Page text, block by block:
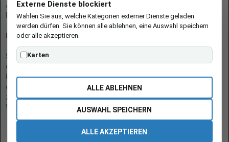
Als Amazon-Partner verdient der Seitenbetreiber an qualifizierten
Käufen.
Hinweis zu Preisen und Verfügbarkeiten
Sofern Produktpreise und Verfügbarkeiten angezeigt werden,
entsprechen diese dem angegebenen Stand (Datum/Uhrzeit) und
können sich auf der verlinkten Seite jederzeit ändern. Für den Kauf
eines Produkts gelten die Angaben zu Preis und Verfügbarkeit, die
zum Kaufzeitpunkt [auf der/den maßgeblichen Amazon-
Website(s)] angezeigt werden.
Externe Dienste blockiert
Wählen Sie aus, welche Kategorien externer Dienste geladen
werden dürfen. Sie können alle ablehnen, eine Auswahl speichern
oder alle akzeptieren.
Karten
ALLE ABLEHNEN
AUSWAHL SPEICHERN
ALLE AKZEPTIEREN